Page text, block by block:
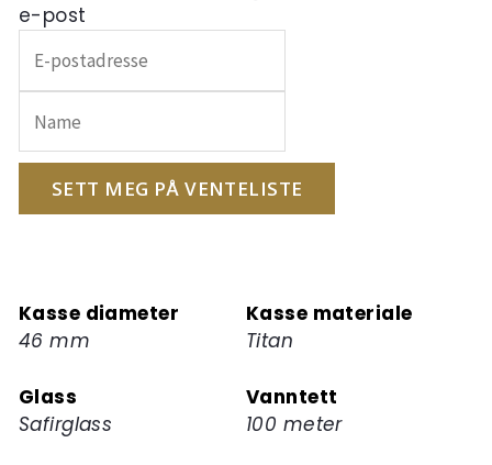
e-post
inn
e-
postadressen
din
ventelisten
for
produktet
SETT MEG PÅ VENTELISTE
Kasse diameter
46 mm
Kasse materiale
Titan
Glass
Safirglass
Vanntett
100 meter